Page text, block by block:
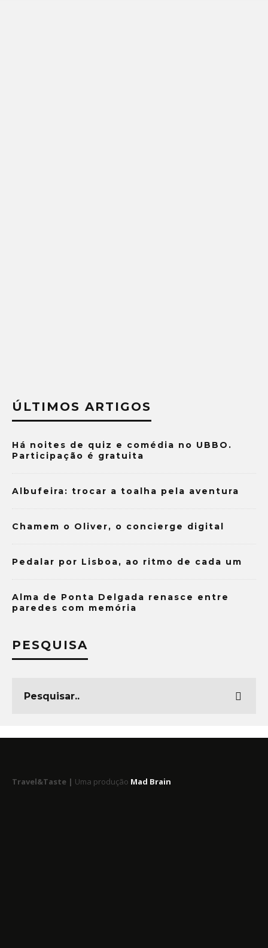
ÚLTIMOS ARTIGOS
Há noites de quiz e comédia no UBBO.
Participação é gratuita
Albufeira: trocar a toalha pela aventura
Chamem o Oliver, o concierge digital
Pedalar por Lisboa, ao ritmo de cada um
Alma de Ponta Delgada renasce entre
paredes com memória
PESQUISA
Travel&Taste | Uma produção Mad Brain